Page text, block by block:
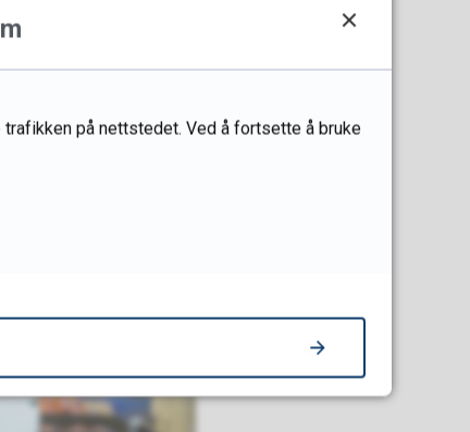
og lær hvordan
på nettstedet. Ved å fortsette å bruke